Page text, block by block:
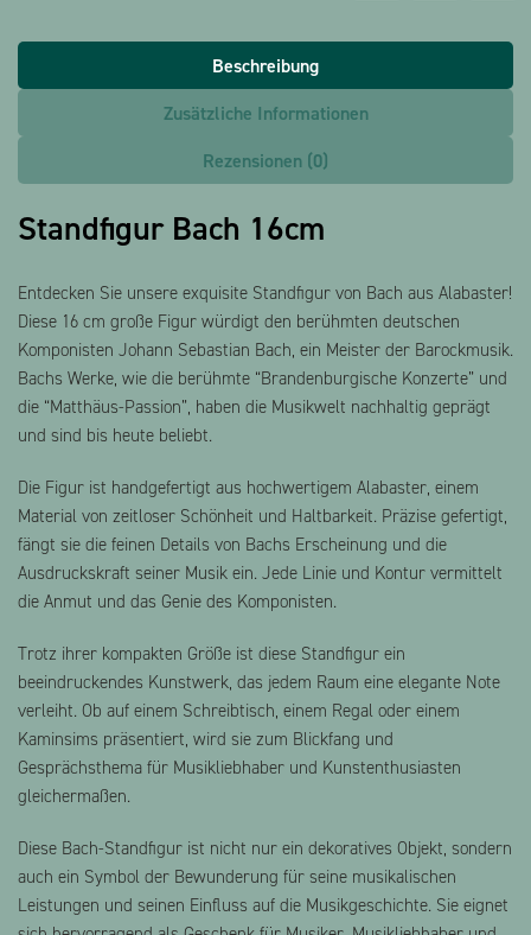
Beschreibung
Zusätzliche Informationen
Rezensionen (0)
Standfigur Bach 16cm
Entdecken Sie unsere exquisite Standfigur von Bach aus Alabaster!
Diese 16 cm große Figur würdigt den berühmten deutschen
Komponisten Johann Sebastian Bach, ein Meister der Barockmusik.
Bachs Werke, wie die berühmte “Brandenburgische Konzerte” und
die “Matthäus-Passion”, haben die Musikwelt nachhaltig geprägt
und sind bis heute beliebt.
Die Figur ist handgefertigt aus hochwertigem Alabaster, einem
Material von zeitloser Schönheit und Haltbarkeit. Präzise gefertigt,
fängt sie die feinen Details von Bachs Erscheinung und die
Ausdruckskraft seiner Musik ein. Jede Linie und Kontur vermittelt
die Anmut und das Genie des Komponisten.
Trotz ihrer kompakten Größe ist diese Standfigur ein
beeindruckendes Kunstwerk, das jedem Raum eine elegante Note
verleiht. Ob auf einem Schreibtisch, einem Regal oder einem
Kaminsims präsentiert, wird sie zum Blickfang und
Gesprächsthema für Musikliebhaber und Kunstenthusiasten
gleichermaßen.
Diese Bach-Standfigur ist nicht nur ein dekoratives Objekt, sondern
auch ein Symbol der Bewunderung für seine musikalischen
Leistungen und seinen Einfluss auf die Musikgeschichte. Sie eignet